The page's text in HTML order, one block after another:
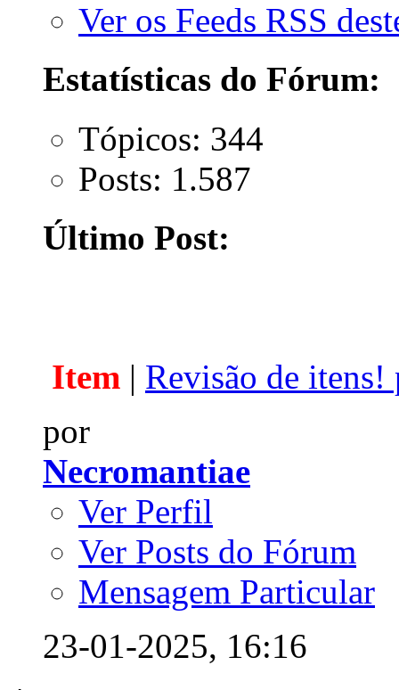
Ver os Feeds RSS
Estatísticas do Fórum:
Tópicos: 344
Posts: 1.587
Último Post:
Item | Revisão de itens!
por
Necromantiae
Ver Perfil
Ver Posts do Fórum
Mensagem Particular
23-01-2025, 16:16